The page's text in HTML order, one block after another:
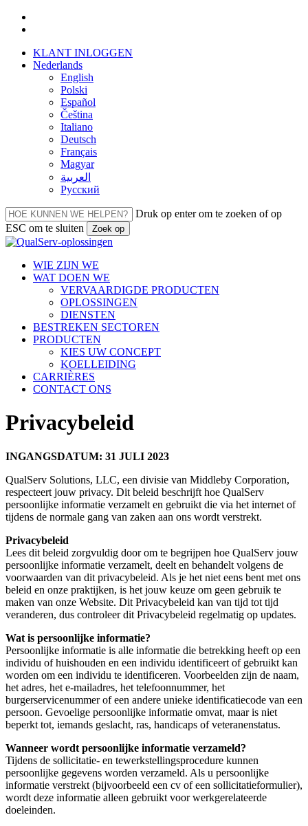
Overslaan
naar
KLANT INLOGGEN
Nederlands
English
Polski
Español
Čeština
Italiano
Deutsch
Français
Magyar
العربية‏
Русский
Druk op enter om te zoeken of op
ESC om te sluiten
Zoek op
Sluiten
Menu
WIE ZIJN WE
WAT DOEN WE
VERVAARDIGDE PRODUCTEN
OPLOSSINGEN
DIENSTEN
BESTREKEN SECTOREN
PRODUCTEN
KIES UW CONCEPT
KOELLEIDING
CARRIÈRES
CONTACT ONS
Privacybeleid
INGANGSDATUM: 31 JULI 2023
QualServ Solutions, LLC, een divisie van Middleby Corporation,
respecteert jouw privacy. Dit beleid beschrijft hoe QualServ
persoonlijke informatie verzamelt en gebruikt die via het internet of
tijdens de normale gang van zaken aan ons wordt verstrekt.
Privacybeleid
Lees dit beleid zorgvuldig door om te begrijpen hoe QualServ jouw
persoonlijke informatie verzamelt, deelt en behandelt volgens de
voorwaarden van dit privacybeleid. Als je het niet eens bent met ons
beleid en onze praktijken, is het jouw keuze om geen gebruik te
maken van onze Website. Dit Privacybeleid kan van tijd tot tijd
veranderen, dus controleer dit Privacybeleid regelmatig op updates.
Wat is persoonlijke informatie?
Persoonlijke informatie is alle informatie die betrekking heeft op een
individu of huishouden en een individu identificeert of gebruikt kan
worden om een individu te identificeren. Voorbeelden zijn de naam,
het adres, het e-mailadres, het telefoonnummer, het
burgerservicenummer of een andere unieke identificatiecode van een
persoon. Gevoelige persoonlijke informatie omvat, maar is niet
beperkt tot, iemands geslacht, ras, handicaps of veteranenstatus.
Wanneer wordt persoonlijke informatie verzameld?
Tijdens de sollicitatie- en tewerkstellingsprocedure kunnen
persoonlijke gegevens worden verzameld. Als u persoonlijke
informatie verstrekt (bijvoorbeeld een cv of een sollicitatieformulier),
wordt deze informatie alleen gebruikt voor werkgerelateerde
doeleinden.